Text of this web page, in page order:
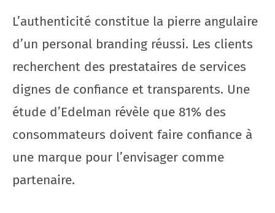
L’authenticité constitue la pierre angulaire
d’un personal branding réussi. Les clients
recherchent des prestataires de services
dignes de confiance et transparents. Une
étude d’Edelman révèle que 81% des
consommateurs doivent faire confiance à
une marque pour l’envisager comme
partenaire.